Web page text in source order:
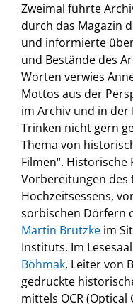
Zweimal führte
durch das Magazin
und informierte
und Bestände des
Worten verwies
Mottos aus der
im Archiv und in der
Trinken nicht gern
Thema von
Filmen“.
Vorbereitungen
Hochzeitsessens,
sorbischen Dörfern
Martin Brützke im
Instituts. Im
Böhmak, Leiter von
gedruckte
mittels OCR